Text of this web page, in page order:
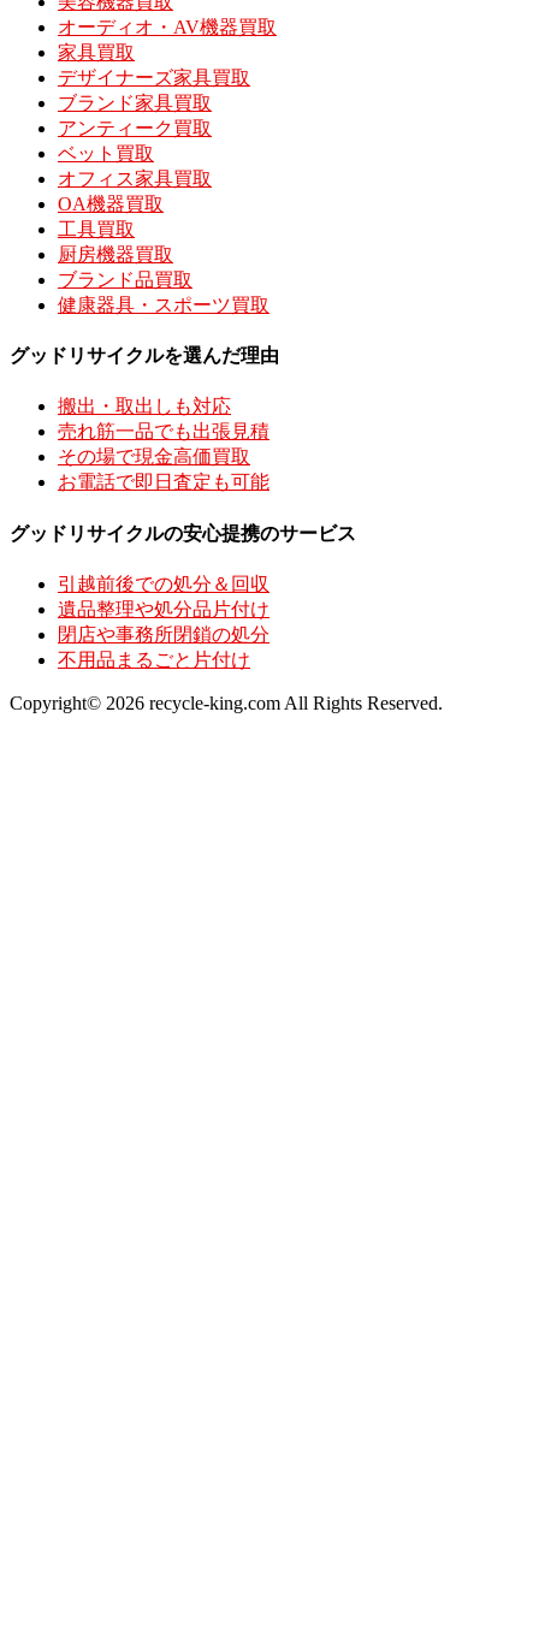
オーディオ・AV機器買取
家具買取
デザイナーズ家具買取
ブランド家具買取
アンティーク買取
ベット買取
オフィス家具買取
OA機器買取
工具買取
厨房機器買取
ブランド品買取
健康器具・スポーツ買取
グッドリサイクルを選んだ理由
搬出・取出しも対応
売れ筋一品でも出張見積
その場で現金高価買取
お電話で即日査定も可能
グッドリサイクルの安心提携のサービス
引越前後での処分＆回収
遺品整理や処分品片付け
閉店や事務所閉鎖の処分
不用品まるごと片付け
Copyright© 2026 recycle-king.com All Rights Reserved.